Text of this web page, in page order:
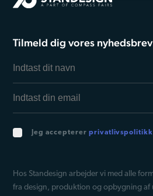
analysepartnere. Vores partnere
Tilmeld dig vores nyhedsbrev
Jeg accepterer
Hos Standesign arbejder vi med alle
fra design, produktion og opbygning af